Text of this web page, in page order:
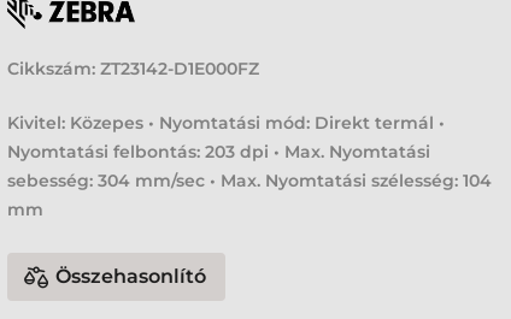
Cikkszám: ZT23142-D1E000FZ
Kivitel: Közepes • Nyomtatási mód: Direkt termál •
Nyomtatási felbontás: 203 dpi • Max. Nyomtatási
sebesség: 304 mm/sec • Max. Nyomtatási szélesség: 104
mm
Összehasonlító